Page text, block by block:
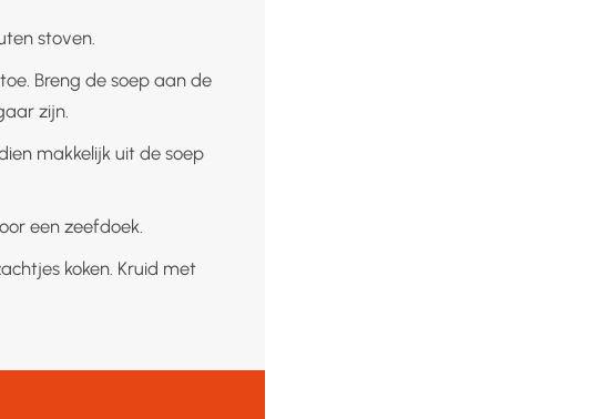
stoven.
Breng de soep aan de
zijn.
makkelijk uit de soep
een zeefdoek.
koken. Kruid met